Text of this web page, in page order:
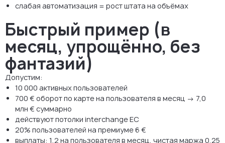
слабая автоматизация = рост штата на объёмах
Быстрый пример (в
месяц, упрощённо, без
фантазий)
Допустим:
10 000 активных пользователей
700 € оборот по карте на пользователя в месяц → 7,0
млн € суммарно
действуют потолки interchange ЕС
20% пользователей на премиуме 6 €
выплаты: 1,2 на пользователя в месяц, чистая маржа 0,25